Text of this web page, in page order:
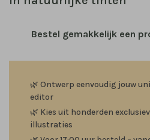
Bestel gemakkelijk een
🌿 Ontwerp eenvoudig jouw
editor
🌿 Kies uit honderden
illustraties